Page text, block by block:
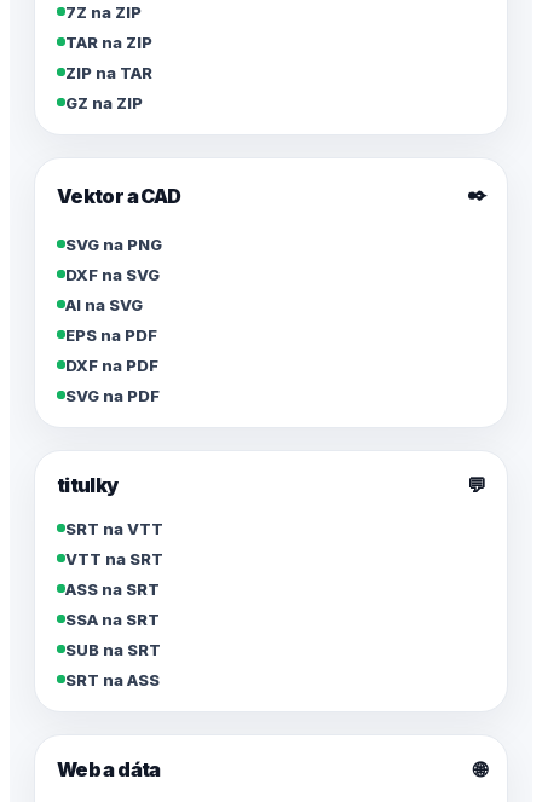
7Z na ZIP
TAR na ZIP
ZIP na TAR
GZ na ZIP
Vektor a CAD ✒️
SVG na PNG
DXF na SVG
AI na SVG
EPS na PDF
DXF na PDF
SVG na PDF
titulky 💬
SRT na VTT
VTT na SRT
ASS na SRT
SSA na SRT
SUB na SRT
SRT na ASS
Web a dáta 🌐